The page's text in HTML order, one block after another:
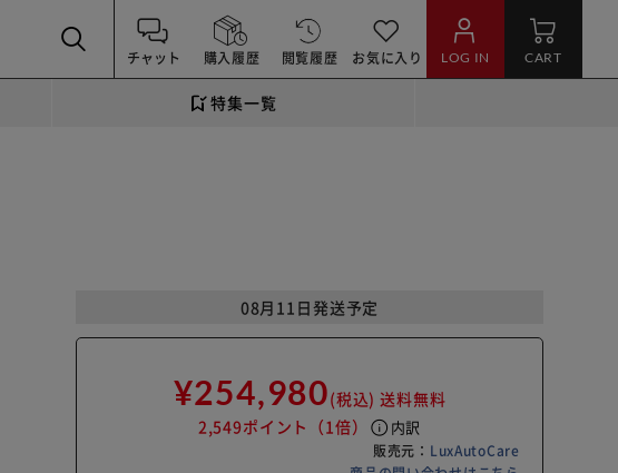
チャット 購入履歴 閲覧履歴 お気に入り LOG IN CART
特集一覧
08月11日発送予定
¥254,980(税込) 送料無料
2,549ポイント （1倍） info 内訳
販売元： LuxAutoCare